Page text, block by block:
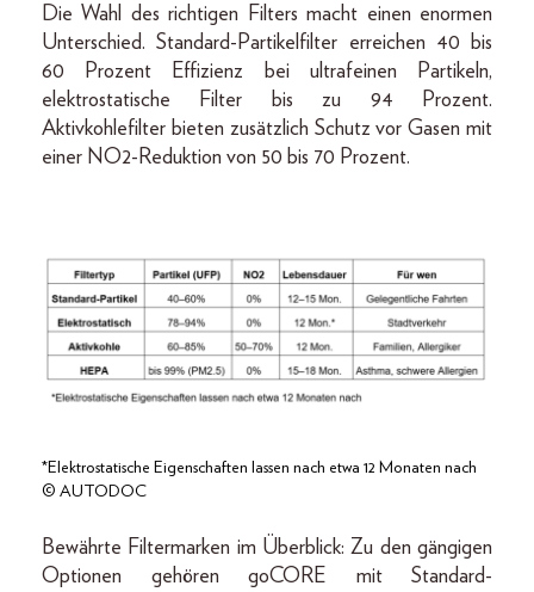
Die Wahl des richtigen Filters macht einen enormen
Unterschied. Standard-Partikelfilter erreichen 40 bis
60 Prozent Effizienz bei ultrafeinen Partikeln,
elektrostatische Filter bis zu 94 Prozent.
Aktivkohlefilter bieten zusätzlich Schutz vor Gasen mit
einer NO2-Reduktion von 50 bis 70 Prozent.
*Elektrostatische Eigenschaften lassen nach etwa 12 Monaten nach
© AUTODOC
Bewährte Filtermarken im Überblick: Zu den gängigen
Optionen gehören goCORE mit Standard-